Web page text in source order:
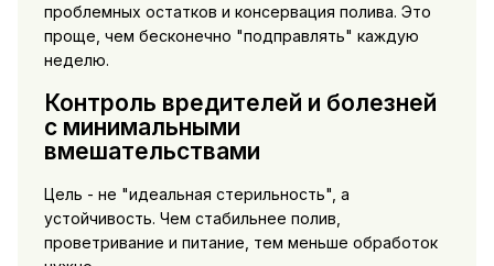
проблемных остатков и консервация полива. Это
проще, чем бесконечно "подправлять" каждую
неделю.
Контроль вредителей и болезней
с минимальными
вмешательствами
Цель - не "идеальная стерильность", а
устойчивость. Чем стабильнее полив,
проветривание и питание, тем меньше обработок